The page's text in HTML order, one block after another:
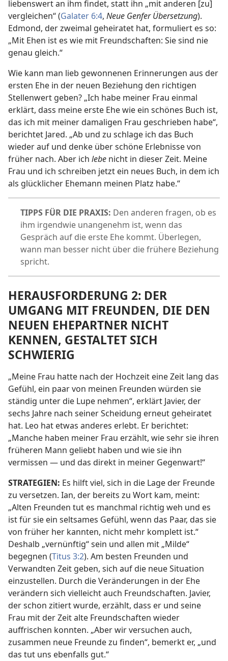
liebenswert an ihm findet, statt ihn „mit anderen [zu]
vergleichen“ (Galater 6:4, Neue Genfer Übersetzung).
Edmond, der zweimal geheiratet hat, formuliert es so:
„Mit Ehen ist es wie mit Freundschaften: Sie sind nie
genau gleich.“
Wie kann man lieb gewonnenen Erinnerungen aus der
ersten Ehe in der neuen Beziehung den richtigen
Stellenwert geben? „Ich habe meiner Frau einmal
erklärt, dass meine erste Ehe wie ein schönes Buch ist,
das ich mit meiner damaligen Frau geschrieben habe“,
berichtet Jared. „Ab und zu schlage ich das Buch
wieder auf und denke über schöne Erlebnisse von
früher nach. Aber ich lebe nicht in dieser Zeit. Meine
Frau und ich schreiben jetzt ein neues Buch, in dem ich
als glücklicher Ehemann meinen Platz habe.“
TIPPS FÜR DIE PRAXIS: Den anderen fragen, ob es
ihm irgendwie unangenehm ist, wenn das
Gespräch auf die erste Ehe kommt. Überlegen,
wann man besser nicht über die frühere Beziehung
spricht.
HERAUSFORDERUNG 2: DER
UMGANG MIT FREUNDEN, DIE DEN
NEUEN EHEPARTNER NICHT
KENNEN, GESTALTET SICH
SCHWIERIG
„Meine Frau hatte nach der Hochzeit eine Zeit lang das
Gefühl, ein paar von meinen Freunden würden sie
ständig unter die Lupe nehmen“, erklärt Javier, der
sechs Jahre nach seiner Scheidung erneut geheiratet
hat. Leo hat etwas anderes erlebt. Er berichtet:
„Manche haben meiner Frau erzählt, wie sehr sie ihren
früheren Mann geliebt haben und wie sie ihn
vermissen — und das direkt in meiner Gegenwart!“
STRATEGIEN: Es hilft viel, sich in die Lage der Freunde
zu versetzen. Ian, der bereits zu Wort kam, meint:
„Alten Freunden tut es manchmal richtig weh und es
ist für sie ein seltsames Gefühl, wenn das Paar, das sie
von früher her kannten, nicht mehr komplett ist.“
Deshalb „vernünftig“ sein und allen mit „Milde“
begegnen (Titus 3:2). Am besten Freunden und
Verwandten Zeit geben, sich auf die neue Situation
einzustellen. Durch die Veränderungen in der Ehe
verändern sich vielleicht auch Freundschaften. Javier,
der schon zitiert wurde, erzählt, dass er und seine
Frau mit der Zeit alte Freundschaften wieder
auffrischen konnten. „Aber wir versuchen auch,
zusammen neue Freunde zu finden“, bemerkt er, „und
das tut uns ebenfalls gut.“